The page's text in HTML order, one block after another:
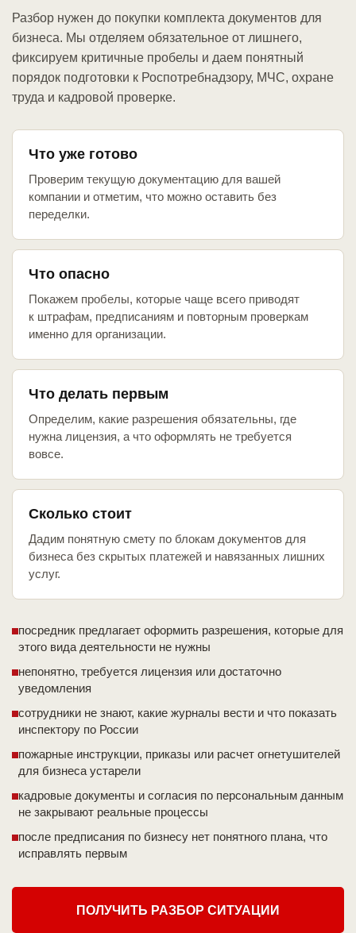
Разбор нужен до покупки комплекта документов для
бизнеса. Мы отделяем обязательное от лишнего,
фиксируем критичные пробелы и даем понятный
порядок подготовки к Роспотребнадзору, МЧС, охране
труда и кадровой проверке.
Что уже готово
Проверим текущую документацию для вашей
компании и отметим, что можно оставить без
переделки.
Что опасно
Покажем пробелы, которые чаще всего приводят
к штрафам, предписаниям и повторным проверкам
именно для организации.
Что делать первым
Определим, какие разрешения обязательны, где
нужна лицензия, а что оформлять не требуется
вовсе.
Сколько стоит
Дадим понятную смету по блокам документов для
бизнеса без скрытых платежей и навязанных лишних
услуг.
посредник предлагает оформить разрешения, которые для
этого вида деятельности не нужны
непонятно, требуется лицензия или достаточно
уведомления
сотрудники не знают, какие журналы вести и что показать
инспектору по России
пожарные инструкции, приказы или расчет огнетушителей
для бизнеса устарели
кадровые документы и согласия по персональным данным
не закрывают реальные процессы
после предписания по бизнесу нет понятного плана, что
исправлять первым
ПОЛУЧИТЬ РАЗБОР СИТУАЦИИ